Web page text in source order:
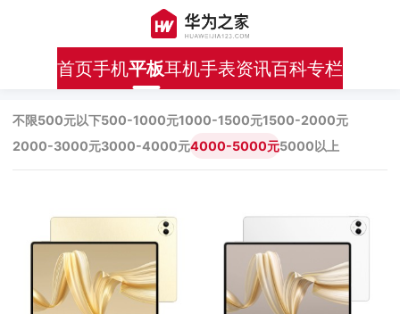
首页手机平板耳机手表资讯百科专栏
不限500元以下500-1000元1000-1500元1500-2000元
2000-3000元3000-4000元4000-5000元5000以上